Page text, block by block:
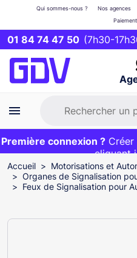
01 84 74 47 50 (7h30-
Qui sommes-nous ? Nos agences
Première commande ?
et livraison 24/48h
connexion ? Créer
cliquant
EXCLU WEB :
Accueil
Motorisations et
Organes de Signalisation
Feux de Signalisation pour